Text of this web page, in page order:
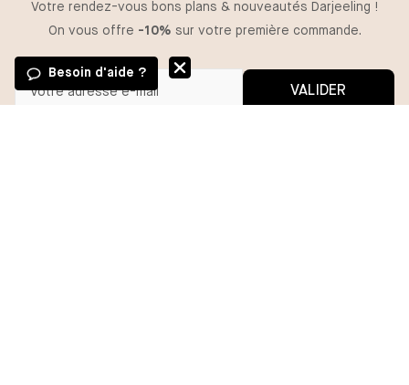
Votre rendez-vous bons plans & nouveautés Darjeeling !
On vous offre -10% sur votre première commande.
VALIDER
Besoin d'aide ?